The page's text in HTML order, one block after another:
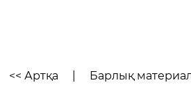
<< Артқа Барлық